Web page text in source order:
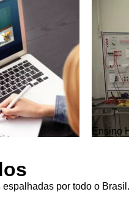
Ensino
por todo o